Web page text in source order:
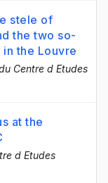
stele of
the two so-
the Louvre
Centre d Etudes
at the
d Etudes